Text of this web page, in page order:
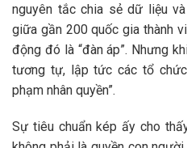
nguyên tắc chia sẻ dữ liệu
giữa gần 200 quốc gia thành
động đó là “đàn áp”. Nhưng
tương tự, lập tức các tổ
phạm nhân quyền”.
Sự tiêu chuẩn kép ấy cho